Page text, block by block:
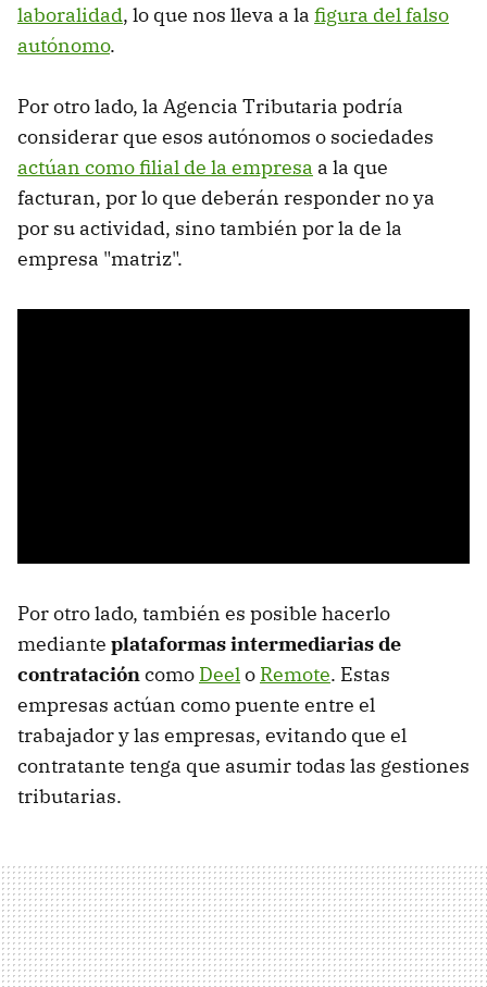
laboralidad, lo que nos lleva a la figura del falso
autónomo.
Por otro lado, la Agencia Tributaria podría
considerar que esos autónomos o sociedades
actúan como filial de la empresa a la que
facturan, por lo que deberán responder no ya
por su actividad, sino también por la de la
empresa "matriz".
Por otro lado, también es posible hacerlo
mediante plataformas intermediarias de
contratacióncomo Deelo Remote. Estas
empresas actúan como puente entre el
trabajador y las empresas, evitando que el
contratante tenga que asumir todas las gestiones
tributarias.